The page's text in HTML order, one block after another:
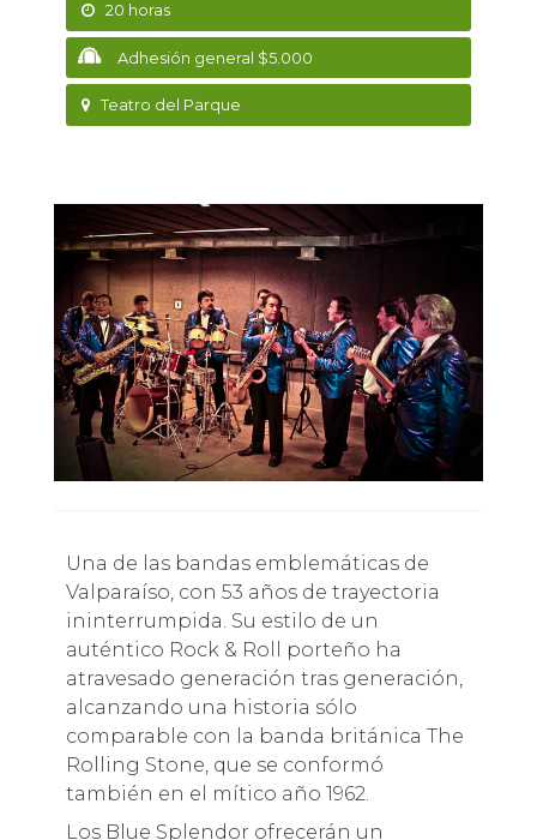
20 horas
Adhesión general $5.000
Teatro del Parque
Una de las bandas emblemáticas de
Valparaíso, con 53 años de trayectoria
ininterrumpida. Su estilo de un
auténtico Rock & Roll porteño ha
atravesado generación tras generación,
alcanzando una historia sólo
comparable con la banda británica The
Rolling Stone, que se conformó
también en el mítico año 1962.
Los Blue Splendor ofrecerán un